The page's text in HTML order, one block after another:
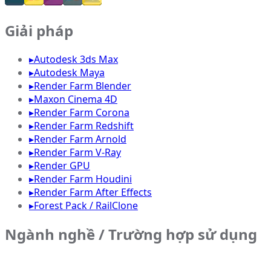
Giải pháp
▸Autodesk 3ds Max
▸Autodesk Maya
▸Render Farm Blender
▸Maxon Cinema 4D
▸Render Farm Corona
▸Render Farm Redshift
▸Render Farm Arnold
▸Render Farm V-Ray
▸Render GPU
▸Render Farm Houdini
▸Render Farm After Effects
▸Forest Pack / RailClone
Ngành nghề / Trường hợp sử dụng